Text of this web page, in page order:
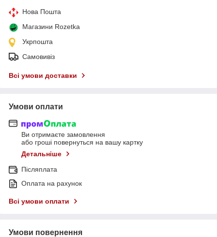
Нова Пошта
Магазини Rozetka
Укрпошта
Самовивіз
Всі умови доставки
Умови оплати
Ви отримаєте замовлення
або гроші повернуться на вашу картку
Детальніше
Післяплата
Оплата на рахунок
Всі умови оплати
Умови повернення